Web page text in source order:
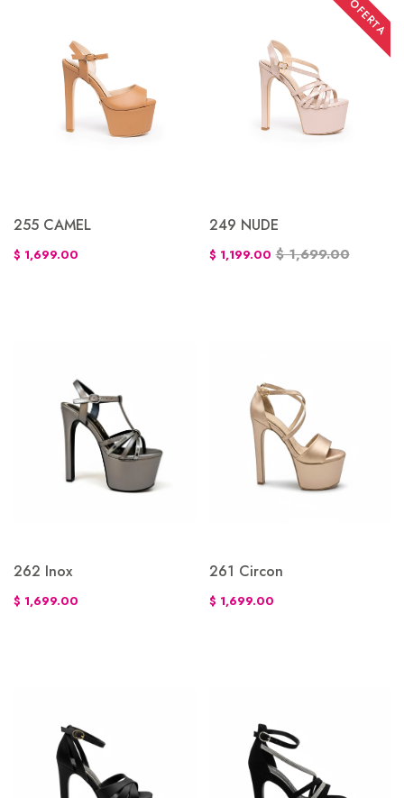
255 CAMEL
$ 1,699.00
OFERTA
249 NUDE
$ 1,199.00 $ 1,699.00
262 Inox
$ 1,699.00
261 Circon
$ 1,699.00